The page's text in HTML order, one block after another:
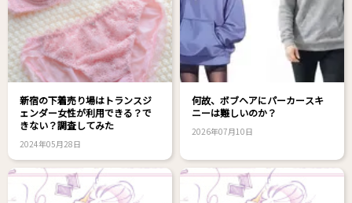
新宿の下着売り場はトランスジ
ェンダー女性が利用できる？で
きない？調査してみた
2024年05月28日
何故、ボブヘアにパーカースキ
ニーは難しいのか？
2026年07月10日